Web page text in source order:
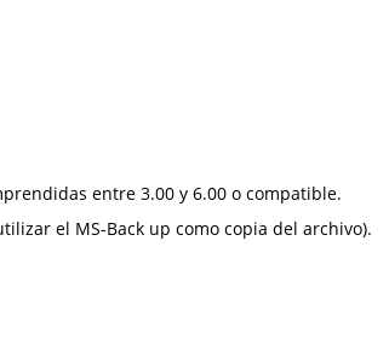
entre 3.00 y 6.00 o compatible.
el MS-Back up como copia del archivo).